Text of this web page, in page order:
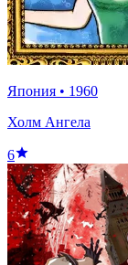
Япония • 1960
Холм Ангела
6